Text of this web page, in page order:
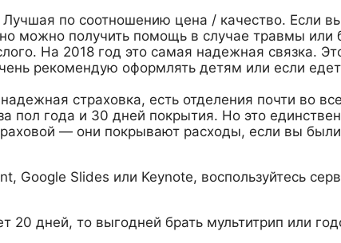
по соотношению цена / качество. Если
можно получить помощь в случае травмы или
На 2018 год это самая надежная связка.
рекомендую оформлять детям или если
страховка, есть отделения почти во
пол года и 30 дней покрытия. Но это
— они покрывают расходы, если вы были
Google Slides или Keynote, воспользуйтесь
20 дней, то выгодней брать мультитрип или